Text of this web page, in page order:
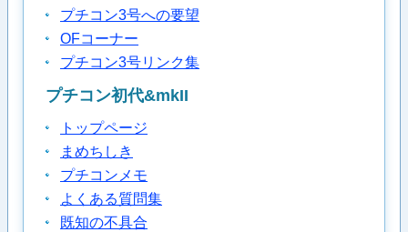
プチコン3号への要望
OFコーナー
プチコン3号リンク集
プチコン初代&mkII
トップページ
まめちしき
プチコンメモ
よくある質問集
既知の不具合